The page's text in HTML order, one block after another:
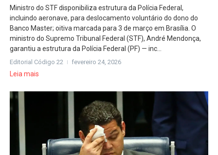
Ministro do STF disponibiliza estrutura da Polícia Federal,
incluindo aeronave, para deslocamento voluntário do dono do
Banco Master; oitiva marcada para 3 de março em Brasília. O
ministro do Supremo Tribunal Federal (STF), André Mendonça,
garantiu a estrutura da Polícia Federal (PF) — inc...
Editorial Código 22 fevereiro 24, 2026
Leia mais